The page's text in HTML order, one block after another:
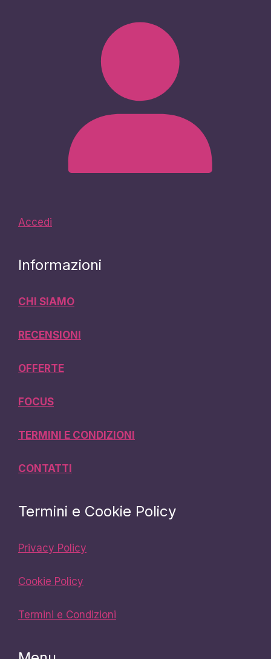
Accedi
Informazioni
CHI SIAMO
RECENSIONI
OFFERTE
FOCUS
TERMINI E CONDIZIONI
CONTATTI
Termini e Cookie Policy
Privacy Policy
Cookie Policy
Termini e Condizioni